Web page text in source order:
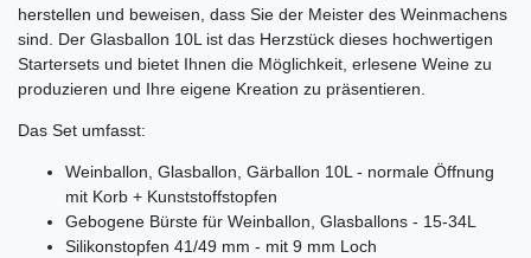
herstellen und beweisen, dass Sie der Meister des Weinmachens
sind. Der Glasballon 10L ist das Herzstück dieses hochwertigen
Startersets und bietet Ihnen die Möglichkeit, erlesene Weine zu
produzieren und Ihre eigene Kreation zu präsentieren.
Das Set umfasst:
Weinballon, Glasballon, Gärballon 10L - normale Öffnung
mit Korb + Kunststoffstopfen
Gebogene Bürste für Weinballon, Glasballons - 15-34L
Silikonstopfen 41/49 mm - mit 9 mm Loch